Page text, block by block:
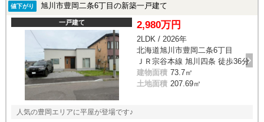
値下がり 旭川市豊岡二条6丁目の新築一戸建て
一戸建て 2,980万円
2LDK / 2026年
北海道旭川市豊岡二条6丁目
ＪＲ宗谷本線 旭川四条 徒歩36分
建物面積 73.7㎡
土地面積 207.69㎡
人気の豊岡エリアに平屋が登場です♪